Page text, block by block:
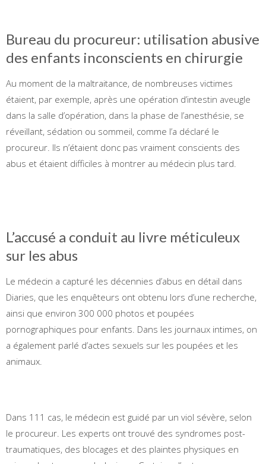
Bureau du procureur: utilisation abusive
des enfants inconscients en chirurgie
Au moment de la maltraitance, de nombreuses victimes
étaient, par exemple, après une opération d’intestin aveugle
dans la salle d’opération, dans la phase de l’anesthésie, se
réveillant, sédation ou sommeil, comme l’a déclaré le
procureur. Ils n’étaient donc pas vraiment conscients des
abus et étaient difficiles à montrer au médecin plus tard.
L’accusé a conduit au livre méticuleux
sur les abus
Le médecin a capturé les décennies d’abus en détail dans
Diaries, que les enquêteurs ont obtenu lors d’une recherche,
ainsi que environ 300 000 photos et poupées
pornographiques pour enfants. Dans les journaux intimes, on
a également parlé d’actes sexuels sur les poupées et les
animaux.
Dans 111 cas, le médecin est guidé par un viol sévère, selon
le procureur. Les experts ont trouvé des syndromes post-
traumatiques, des blocages et des plaintes physiques en